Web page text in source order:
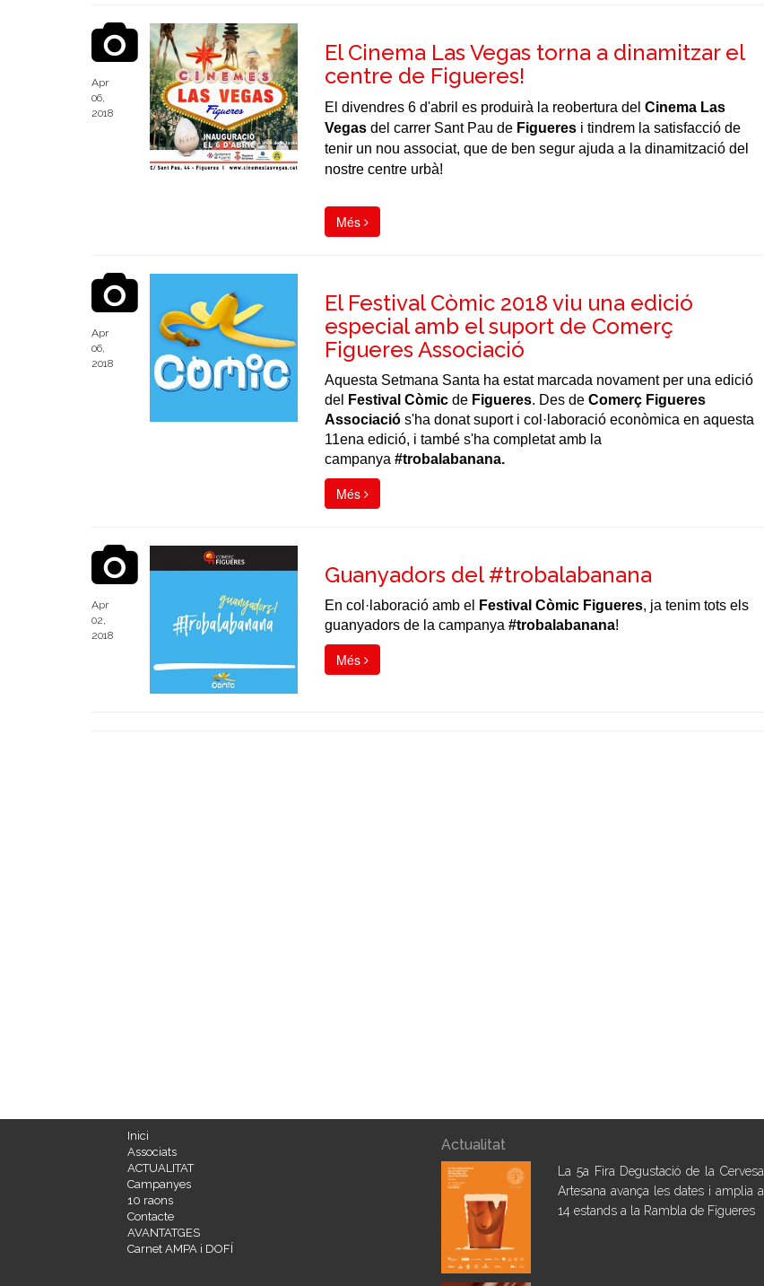
Apr
06,
2018
El Cinema Las Vegas torna a dinamitzar el
centre de Figueres!
El divendres 6 d'abril es produirà la reobertura del Cinema Las
Vegasdel carrer Sant Pau de Figueresi tindrem la satisfacció de
tenir un nou associat, que de ben segur ajuda a la dinamització del
nostre centre urbà!
Més
Apr
06,
2018
El Festival Còmic 2018 viu una edició
especial amb el suport de Comerç
Figueres Associació
Aquesta Setmana Santa ha estat marcada novament per una edició
del
Festival Còmicde Figueres. Des de Comerç Figueres
Associaciós'ha donat suport i col·laboració econòmica en aquesta
11ena edició, i també s'ha completat amb la
campanya #trobalabanana.
Més
Apr
02,
2018
Guanyadors del #trobalabanana
En col·laboració amb el Festival Còmic Figueres, ja tenim tots els
guanyadors de la campanya #trobalabanana!
Més
Inici
Associats
ACTUALITAT
Campanyes
10 raons
Contacte
AVANTATGES
Carnet AMPA i DOFÍ
Actualitat
La 5a Fira Degustació de la Cervesa
Artesana avança les dates i amplia a
14 estands a la Rambla de Figueres